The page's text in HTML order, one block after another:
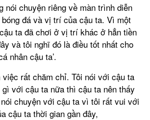
nói chuyện riêng về màn trình diễn
đá và vị trí của cậu ta. Vì một
ta đã chơi ở vị trí khác ở hẳn tiền
và tôi nghĩ đó là điều tốt nhất cho
nhân cậu ta’.
việc rất chăm chỉ. Tôi nói với cậu ta
gì với cậu ta nữa thì cậu ta nên thấy
chuyện với cậu ta vì tôi rất vui với
cậu ta thời gian gần đây,